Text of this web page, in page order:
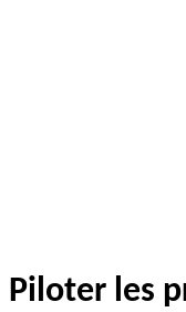
Piloter les